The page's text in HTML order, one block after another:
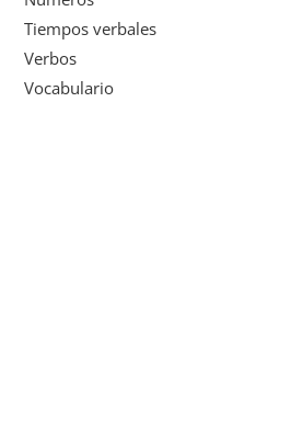
Tiempos verbales
Verbos
Vocabulario